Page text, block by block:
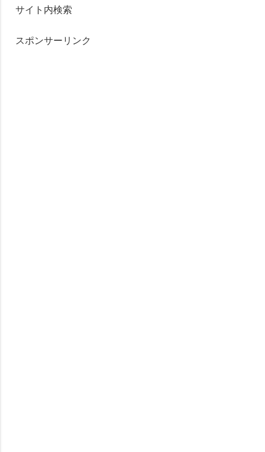
サイト内検索
スポンサーリンク